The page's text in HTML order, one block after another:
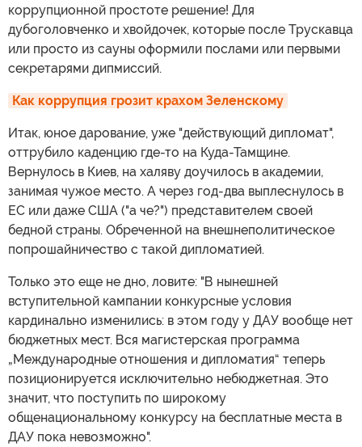
коррупционной простоте решение! Для
дубоголовченко и хвойдочек, которые после Трускавца
или просто из сауны оформили послами или первыми
секретарями дипмиссий.
Как коррупция грозит крахом Зеленскому
Итак, юное дарование, уже "действующий дипломат",
оттрубило каденцию где-то на Куда-Тамщине.
Вернулось в Киев, на халяву доучилось в академии,
занимая чужое место. А через год-два выплеснулось в
ЕС или даже США ("а че?") представителем своей
бедной страны. Обреченной на внешнеполитическое
попрошайничество с такой дипломатией.
Только это еще не дно, ловите: "В нынешней
вступительной кампании конкурсные условия
кардинально изменились: в этом году у ДАУ вообще нет
бюджетных мест. Вся магистерская программа
„Международные отношения и дипломатия“ теперь
позиционируется исключительно небюджетная. Это
значит, что поступить по широкому
общенациональному конкурсу на бесплатные места в
ДАУ пока невозможно".